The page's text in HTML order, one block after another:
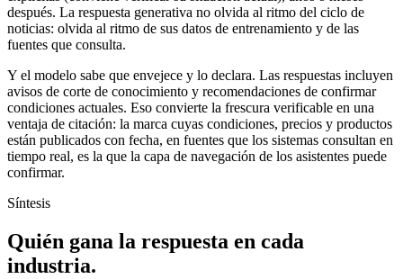
después. La respuesta generativa no olvida al ritmo del ciclo de
noticias: olvida al ritmo de sus datos de entrenamiento y de las
fuentes que consulta.
Y el modelo sabe que envejece y lo declara. Las respuestas incluyen
avisos de corte de conocimiento y recomendaciones de confirmar
condiciones actuales. Eso convierte la frescura verificable en una
ventaja de citación: la marca cuyas condiciones, precios y productos
están publicados con fecha, en fuentes que los sistemas consultan en
tiempo real, es la que la capa de navegación de los asistentes puede
confirmar.
Síntesis
Quién gana la respuesta en cada
industria.